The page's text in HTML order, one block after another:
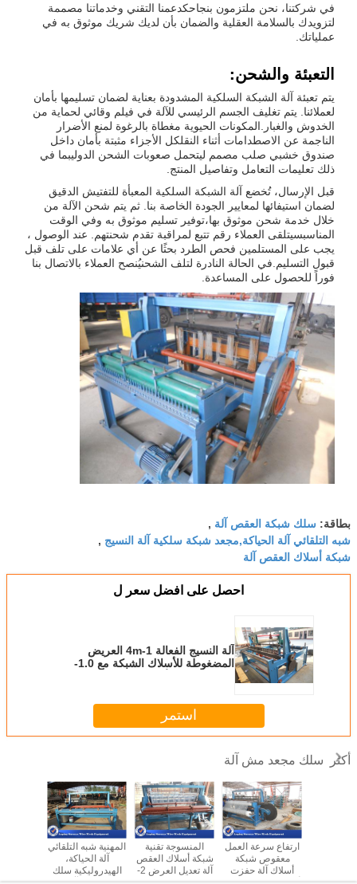
في شركتنا، نحن ملتزمون بنجاحكدعمنا التقني وخدماتنا مصممة
لتزويدك بالسلامة العقلية والضمان بأن لديك شريك موثوق به في
عملياتك.
التعبئة والشحن:
يتم تعبئة آلة الشبكة السلكية المشدودة بعناية لضمان تسليمها بأمان
لعملائنا. يتم تغليف الجسم الرئيسي للآلة في فيلم وقائي لحماية من
الخدوش والغبار.المكونات الحيوية مغطاة بالرغوة لمنع الأضرار
الناجمة عن الاصطدامات أثناء النقلكل الأجزاء مثبتة بأمان داخل
صندوق خشبي صلب مصمم ليتحمل صعوبات الشحن الدوليبما في
ذلك تعليمات التعامل وتفاصيل المنتج.
قبل الإرسال، تُخضع آلة الشبكة السلكية المعبأة للتفتيش الدقيق
لضمان استيفائها لمعايير الجودة الخاصة بنا. ثم يتم شحن الآلة من
خلال خدمة شحن موثوق بها،توفير تسليم موثوق به وفي الوقت
المناسبسيتلقى العملاء رقم تتبع لمراقبة تقدم شحنتهم. عند الوصول ،
يجب على المستلمين فحص الطرد بحثًا عن أي علامات على تلف قبل
قبول التسليم.في الحالة النادرة لتلف الشحنيُنصح العملاء بالاتصال بنا
فوراً للحصول على المساعدة.
بطاقة: سلك شبكة العقص آلة ,
شبه التلقائي آلة الحياكة,مجعد شبكة سلكية آلة النسيج ,
شبكة أسلاك العقص آلة
احصل على افضل سعر ل
آلة النسيج الفعالة 1-4m العريض
المضغوطة للأسلاك الشبكة مع 1.0-
استمر
أكثر سلك مجعد مش آلة
المهنية شبه التلقائي
آلة الحياكة،
الهيدروليكية سلك
المنسوجة تقنية
شبكة أسلاك العقص
آلة تعديل العرض 2-
ارتفاع سرعة العمل
معقوص شبكة
أسلاك آلة حفزت